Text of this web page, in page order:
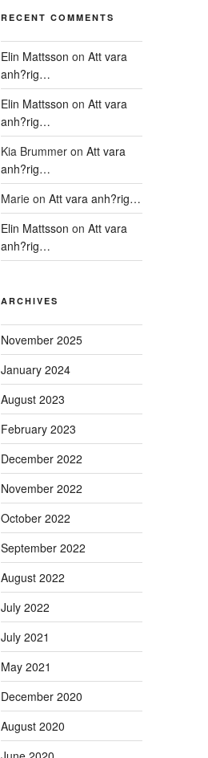
RECENT COMMENTS
Elin Mattsson onAtt vara
anh?rig…
Elin Mattsson onAtt vara
anh?rig…
Kia Brummer onAtt vara
anh?rig…
Marie onAtt vara anh?rig…
Elin Mattsson onAtt vara
anh?rig…
ARCHIVES
November 2025
January 2024
August 2023
February 2023
December 2022
November 2022
October 2022
September 2022
August 2022
July 2022
July 2021
May 2021
December 2020
August 2020